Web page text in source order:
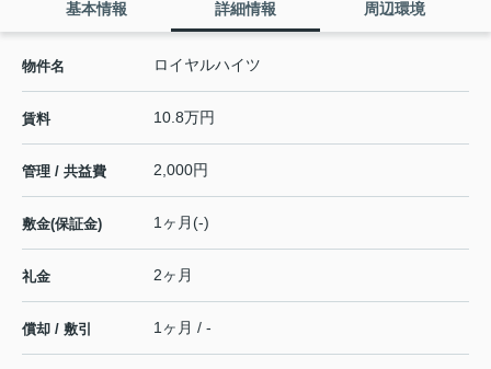
基本情報 詳細情報 周辺環境
物件名 ロイヤルハイツ
賃料 10.8万円
管理 / 共益費 2,000円
敷金(保証金) 1ヶ月(-)
礼金 2ヶ月
償却 / 敷引 1ヶ月 / -